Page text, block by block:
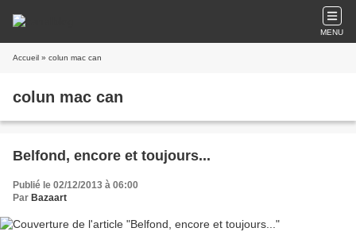
MENU
Accueil » colun mac can
colun mac can
Belfond, encore et toujours...
Publié le 02/12/2013 à 06:00
Par Bazaart